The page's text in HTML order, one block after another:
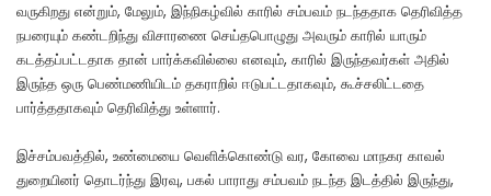
வருகிறது என்றும், மேலும், இந்நிகழ்வில் காரில் சம்பவம் நடந்ததாக தெரிவித்த
நபரையும் கண்டறிந்து விசாரணை செய்தபொழுது அவரும் காரில் யாரும்
கடத்தப்பட்டதாக தான் பார்க்கவில்லை எனவும், காரில் இருந்தவர்கள் அதில்
இருந்த ஒரு பெண்மணியிடம் தகராறில் ஈடுபட்டதாகவும், கூச்சலிட்டதை
பார்த்ததாகவும் தெரிவித்து உள்ளார்.
இச்சம்பவத்தில், உண்மையை வெளிக்கொண்டு வர, கோவை மாநகர காவல்
துறையினர் தொடர்ந்து இரவு, பகல் பாராது சம்பவம் நடந்த இடத்தில் இருந்து,